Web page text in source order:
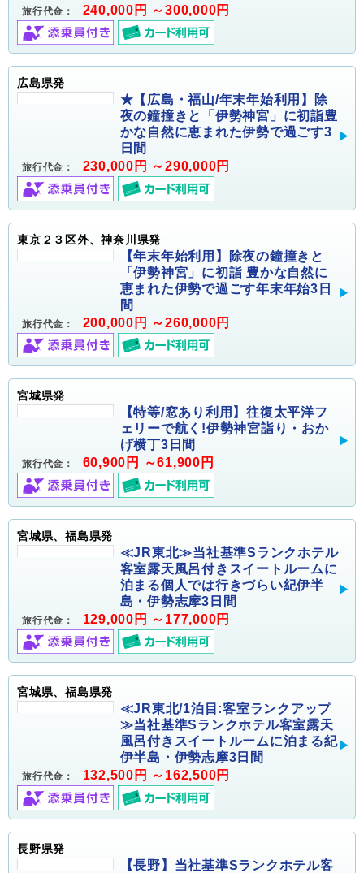
旅行代金： 240,000円 ～300,000円
広島県発
★【広島・福山/年末年始利用】除
夜の鐘撞きと「伊勢神宮」に初詣豊
かな自然に恵まれた伊勢で過ごす3
日間
旅行代金： 230,000円 ～290,000円
東京２３区外、神奈川県発
【年末年始利用】除夜の鐘撞きと
「伊勢神宮」に初詣 豊かな自然に
恵まれた伊勢で過ごす年末年始3日
間
旅行代金： 200,000円 ～260,000円
宮城県発
【特等/窓あり利用】往復太平洋フ
ェリーで航く!伊勢神宮詣り・おか
げ横丁3日間
旅行代金： 60,900円 ～61,900円
宮城県、福島県発
≪JR東北≫当社基準Sランクホテル
客室露天風呂付きスイートルームに
泊まる個人では行きづらい紀伊半
島・伊勢志摩3日間
旅行代金： 129,000円 ～177,000円
宮城県、福島県発
≪JR東北/1泊目:客室ランクアップ
≫当社基準Sランクホテル客室露天
風呂付きスイートルームに泊まる紀
伊半島・伊勢志摩3日間
旅行代金： 132,500円 ～162,500円
長野県発
【長野】当社基準Sランクホテル客